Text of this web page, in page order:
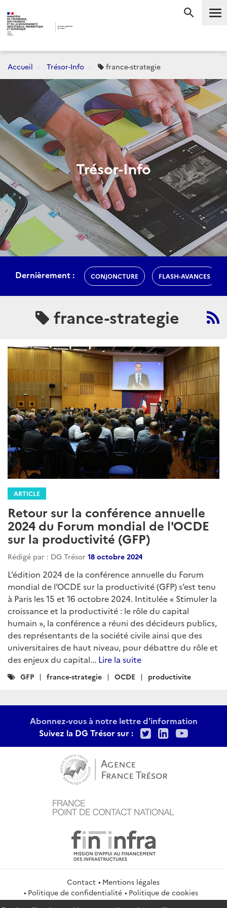
Accueil Trésor-Info france-strategie
Trésor-Info
Dernièrement : CONJONCTURE FLASH-AVANCES
france-strategie
ARTICLE
Retour sur la conférence annuelle
2024 du Forum mondial de l'OCDE
sur la productivité (GFP)
Rédigé par : DG Trésor 18 octobre 2024
L’édition 2024 de la conférence annuelle du Forum
mondial de l’OCDE sur la productivité (GFP) s’est tenu
à Paris les 15 et 16 octobre 2024. Intitulée « Stimuler la
croissance et la productivité : le rôle du capital
humain », la conférence a réuni des décideurs publics,
des représentants de la société civile ainsi que des
universitaires de haut niveau, pour débattre du rôle et
des enjeux du capital... Lire la suite
Catégories
GFP france-strategie OCDE productivite
Abonnez-vous à notre lettre d'information
Suivez la DG Trésor sur :
TwitterLinkedIn
Contact
Mentions légales
Politique de confidentialité
Politique de cookies
Gestion des cookies
Flux RSS